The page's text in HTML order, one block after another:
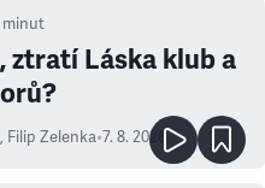
minut
ztratí Láska klub a
, Filip Zelenka•7. 8. 2026